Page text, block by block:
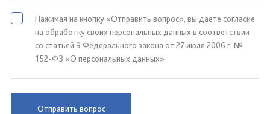
Нажимая на кнопку «Отправить вопрос», вы даете согласие
на обработку своих персональных данных в соответствии
со статьей 9 Федерального закона от 27 июля 2006 г. №
152-ФЗ «О персональных данных»
Отправить вопрос